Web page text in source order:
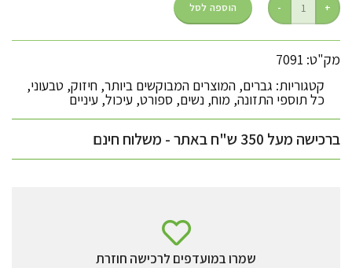
הוספה לסל
מק"ט: 7091
קטגוריות: גברים, המוצרים המבוקשים ביותר, חיזוק, טבעוני,
כל תוספי התזונה, מוח, נשים, ספורט, עיכול, עיניים
ברכישה מעל 350 ש"ח באתר - משלוח חינם
שמרו במועדפים לרכישה חוזרת